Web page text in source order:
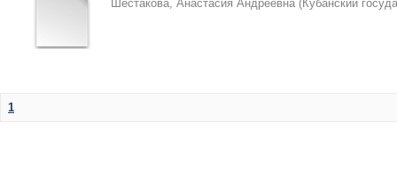
Шестакова, Анастасия Андреевна (Кубанский
1